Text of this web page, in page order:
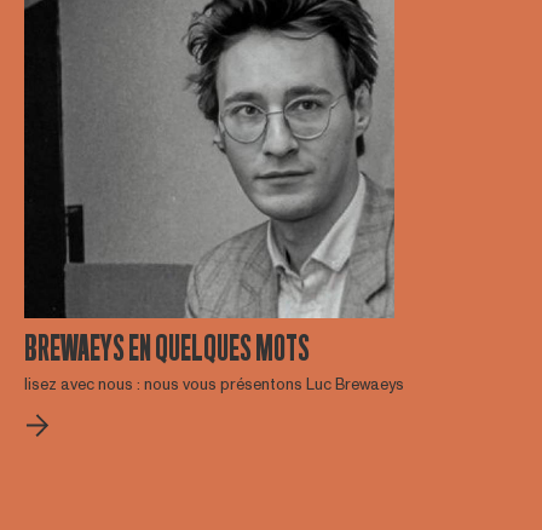
BREWAEYS EN QUELQUES MOTS
lisez avec nous : nous vous présentons Luc Brewaeys